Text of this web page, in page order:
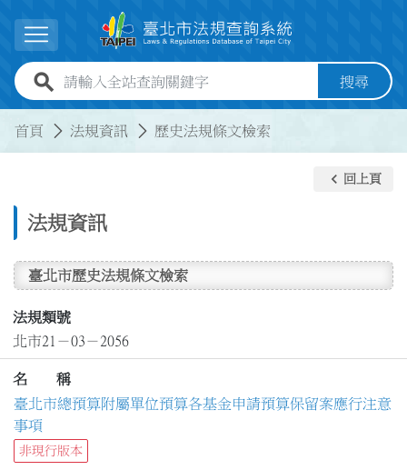
展開選單
全站查詢關鍵字欄位 搜尋
首頁 法規資訊 歷史法規條文檢索
法規資訊
keyboard_arrow_left 回上頁
臺北市歷史法規條文檢索
法規類號
北市21－03－2056
名 稱
臺北市總預算附屬單位預算各基金申請預算保留案應行注意
事項
非現行版本